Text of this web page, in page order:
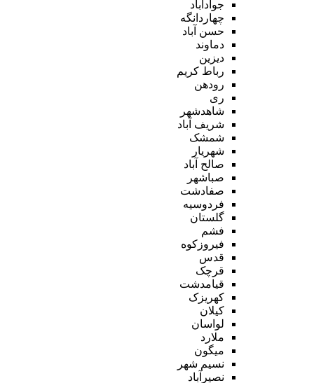
جوادآباد
چهاردانگه
حسن آباد
دماوند
دیزین
رباط کریم
رودهن
ری
شاهدشهر
شریف آباد
شمشک
شهریار
صالح آباد
صباشهر
صفادشت
فردوسیه
گلستان
فشم
فیروزکوه
قدس
قرچک
قیامدشت
کهریزک
کیلان
لواسان
ملارد
میگون
نسیم شهر
نصیرآباد